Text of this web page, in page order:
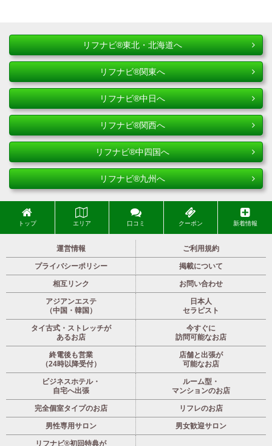
リフナビ®東北・北海道へ
リフナビ®関東へ
リフナビ®中日へ
リフナビ®関西へ
リフナビ®中四国へ
リフナビ®九州へ
トップ エリア 口コミ クーポン 新着情報
運営情報 ご利用規約
プライバシーポリシー 掲載について
相互リンク お問い合わせ
アジアンエステ
（中国・韓国）
日本人
セラピスト
タイ古式・ストレッチが
あるお店
今すぐに
訪問可能なお店
終電後も営業
（24時以降受付）
店舗と出張が
可能なお店
ビジネスホテル・
自宅へ出張
ルーム型・
マンションのお店
完全個室タイプのお店 リフレのお店
男性専用サロン 男女歓迎サロン
リフナビ®初回特典が